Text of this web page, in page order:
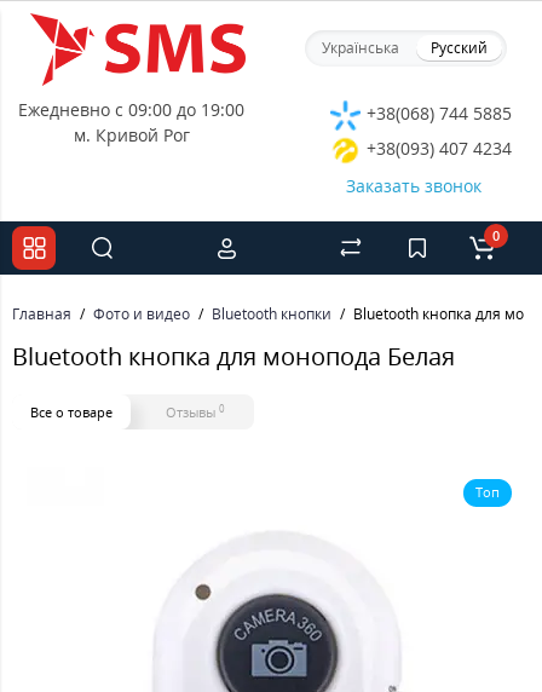
Українська Русский
Ежедневно с 09:00 до 19:00
м. Кривой Рог
+38(068) 744 5885
+38(093) 407 4234
Заказать звонок
0
Главная Фото и видео Bluetooth кнопки Bluetooth кнопка для
Bluetooth кнопка для монопода Белая
Все о товаре Отзывы 0
Топ